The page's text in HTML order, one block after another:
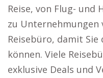
Reise, von Flug- und
zu
Reisebüro, damit
können. Viele
exklusive Deals und